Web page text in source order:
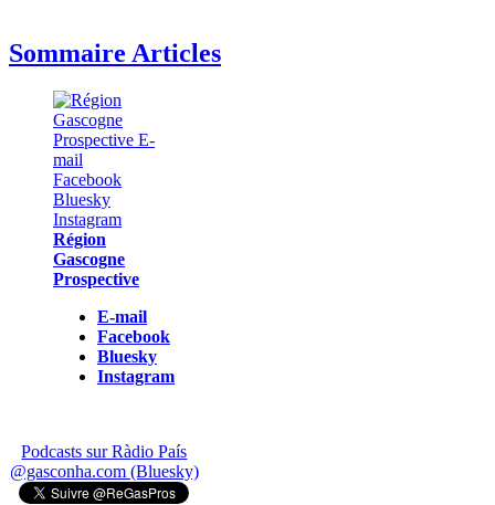
Sommaire Articles
Région
Gascogne
Prospective
E-mail
Facebook
Bluesky
Instagram
Podcasts sur Ràdio País
@gasconha.com (Bluesky)